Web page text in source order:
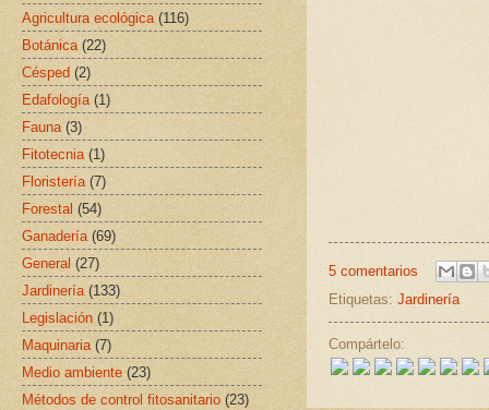
5 comentarios
Etiquetas: Jardinería
Compártelo:
Agricultura ecológica (116)
Botánica (22)
Césped (2)
Edafología (1)
Fauna (3)
Fitotecnia (1)
Floristería (7)
Forestal (54)
Ganadería (69)
General (27)
Jardinería (133)
Legislación (1)
Maquinaria (7)
Medio ambiente (23)
Métodos de control fitosanitario (23)